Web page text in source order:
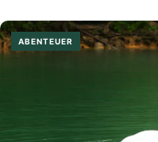
ABENTEUER